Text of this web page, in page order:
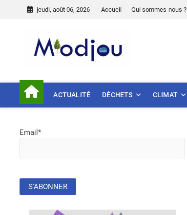
jeudi, août 06, 2026 Accueil Qui sommes-nous ?
ACTUALITÉ DÉCHETS CLIMAT
Email*